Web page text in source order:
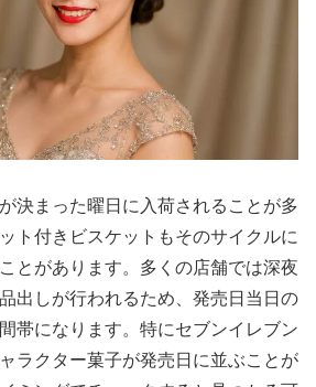
決まった曜日に入荷されることが多
ト付きビスケットもそのサイクルに
とがあります。多くの店舗では深夜
出しが行われるため、発売日当日の
帯になります。特にセブンイレブン
ラクター菓子が発売日に並ぶことが